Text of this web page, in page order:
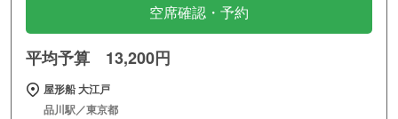
空席確認・予約
平均予算 13,200円
屋形船 大江戸
品川駅／東京都